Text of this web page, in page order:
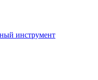
инструмент